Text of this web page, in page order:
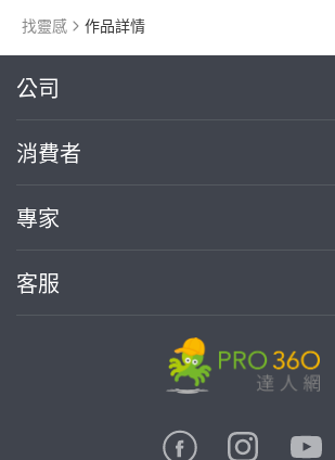
找靈感 作品詳情
公司
關於我們
部落格
加入我們
消費者
買服務
熱門服務
專家
案件中心
客服
繼續完成